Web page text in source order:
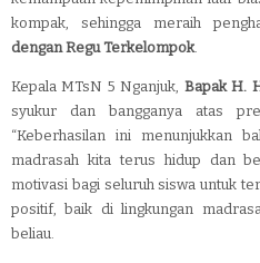
kompak, sehingga meraih
dengan Regu Terkelompok.
Kepala MTsN 5 Nganjuk, Bapak H.
syukur dan bangganya atas
“Keberhasilan ini menunjukkan
madrasah kita terus hidup dan
motivasi bagi seluruh siswa untuk
positif, baik di lingkungan
beliau.